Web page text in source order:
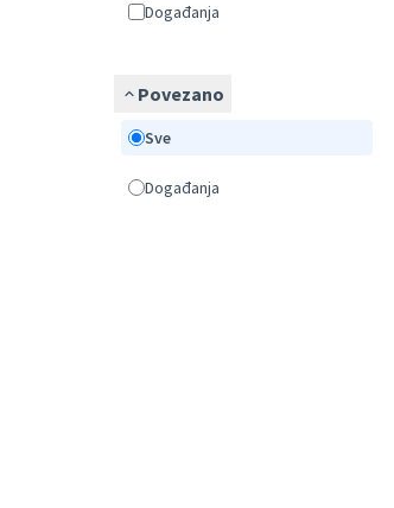
Događanja
Povezano
Sve
Događanja